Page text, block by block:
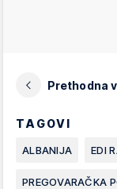
Prethodna
TAGOVI
ALBANIJA EDI
PREGOVARAČKA